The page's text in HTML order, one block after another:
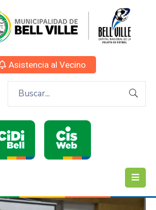
Asistencia al Vecino